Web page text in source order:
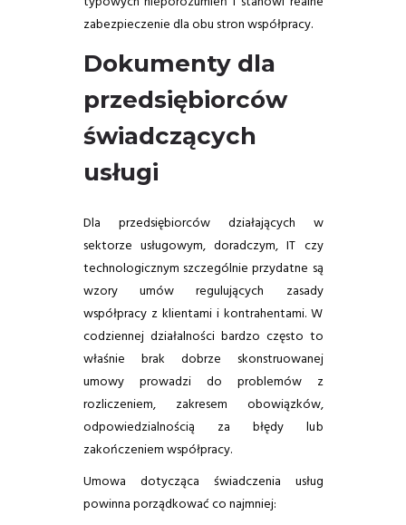
zabezpieczenie dla obu stron współpracy.
Dokumenty dla
przedsiębiorców
świadczących
usługi
Dla przedsiębiorców działających w
sektorze usługowym, doradczym, IT czy
technologicznym szczególnie przydatne są
wzory umów regulujących zasady
współpracy z klientami i kontrahentami. W
codziennej działalności bardzo często to
właśnie brak dobrze skonstruowanej
umowy prowadzi do problemów z
rozliczeniem, zakresem obowiązków,
odpowiedzialnością za błędy lub
zakończeniem współpracy.
Umowa dotycząca świadczenia usług
powinna porządkować co najmniej: